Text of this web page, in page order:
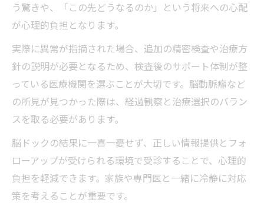
う驚きや、「この先どうなるのか」という将来への心配
が心理的負担となります。
実際に異常が指摘された場合、追加の精密検査や治療方
針の説明が必要となるため、検査後のサポート体制が整
っている医療機関を選ぶことが大切です。脳動脈瘤など
の所見が見つかった際は、経過観察と治療選択のバラン
スを取る必要があります。
脳ドックの結果に一喜一憂せず、正しい情報提供とフォ
ローアップが受けられる環境で受診することで、心理的
負担を軽減できます。家族や専門医と一緒に冷静に対応
策を考えることが重要です。